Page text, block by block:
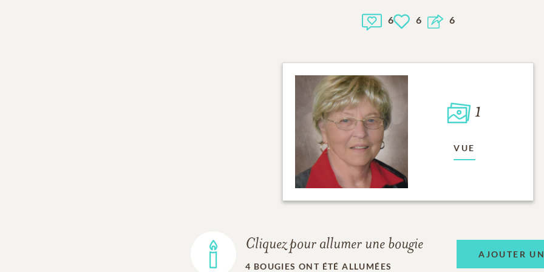
6 6 6
1
VUE
Cliquez pour allumer une bougie
4 BOUGIES ONT ÉTÉ ALLUMÉES
AJOUTER